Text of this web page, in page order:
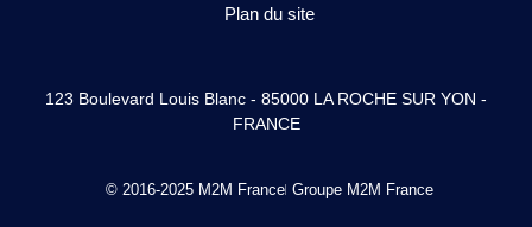
Plan du site
123 Boulevard Louis Blanc - 85000 LA ROCHE SUR YON -
FRANCE
© 2016-2025 M2M France Groupe M2M France